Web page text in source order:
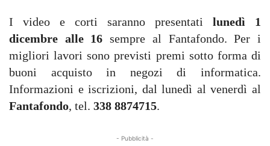
I video e corti saranno presentati lunedì 1
dicembre alle 16sempre al Fantafondo. Per i
migliori lavori sono previsti premi sotto forma di
buoni acquisto in negozi di informatica.
Informazioni e iscrizioni, dal lunedì al venerdì al
Fantafondo, tel. 338 8874715.
- Pubblicità -